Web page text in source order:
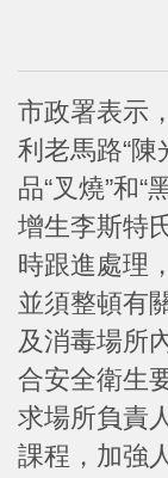
市政署表示
利老馬路“陳
品“叉燒”和
增生李斯特
時跟進處理
並須整頓有
及消毒場所
合安全衛生
求場所負責
課程，加強